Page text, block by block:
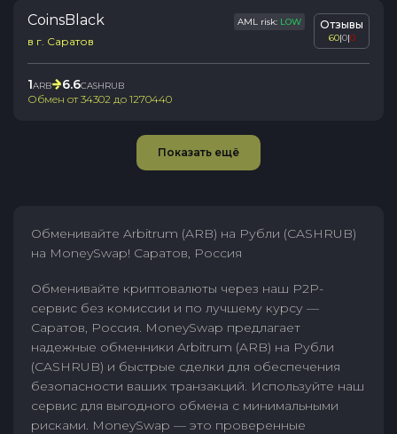
CoinsBlack AML risk: LOW
в г. Саратов
Отзывы
60|0|0
1ARB 6.6CASHRUB
Обмен от34302 до 1270440
Показать ещё
Обменивайте Arbitrum (ARB) на Рубли (CASHRUB)
на MoneySwap! Саратов, Россия
Обменивайте криптовалюты через наш P2P-
сервис без комиссии и по лучшему курсу —
Саратов, Россия. MoneySwap предлагает
надежные обменники Arbitrum (ARB) на Рубли
(CASHRUB) и быстрые сделки для обеспечения
безопасности ваших транзакций. Используйте наш
сервис для выгодного обмена с минимальными
рисками. MoneySwap — это проверенные